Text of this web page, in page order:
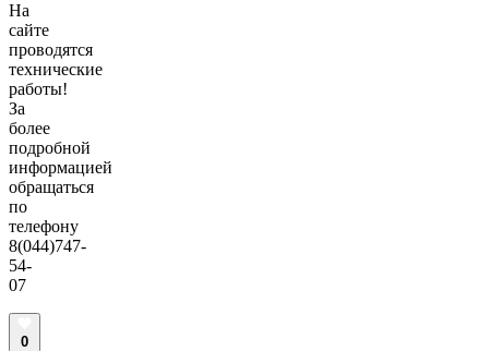
На
сайте
проводятся
технические
работы!
За
более
подробной
информацией
обращаться
по
телефону
8(044)747-
54-
07
0